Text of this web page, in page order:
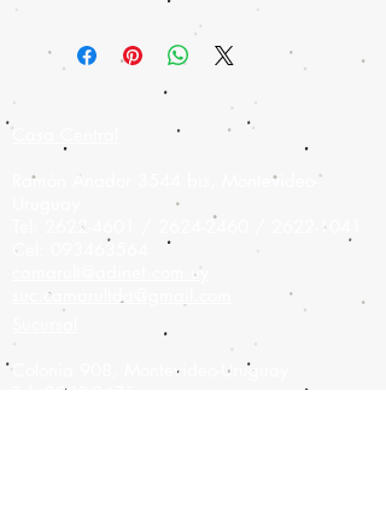
Casa Central
Ramón Anador 3544 bis, Montevideo-
2622-4601 2624-2460
2622-1041
Cel:
093463564
camarult@adinet.com.uy
suc.camarultda@gmail.com
Montevideo-Uruguay
2900-9475